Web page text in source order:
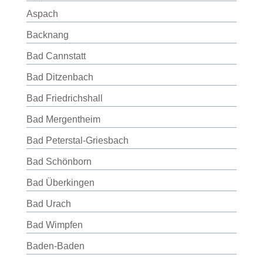
Aspach
Backnang
Bad Cannstatt
Bad Ditzenbach
Bad Friedrichshall
Bad Mergentheim
Bad Peterstal-Griesbach
Bad Schönborn
Bad Überkingen
Bad Urach
Bad Wimpfen
Baden-Baden